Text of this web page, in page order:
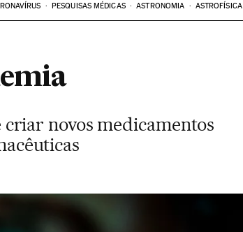
PESQUISAS MÉDICAS ASTRONOMIA ASTROFÍSICA
novos medicamentos